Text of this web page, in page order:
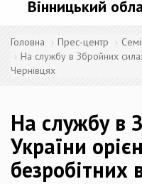
Вінницький
Головна Прес-центр
На службу в Збройних
Чернівцях
На службу в
України
безробітних